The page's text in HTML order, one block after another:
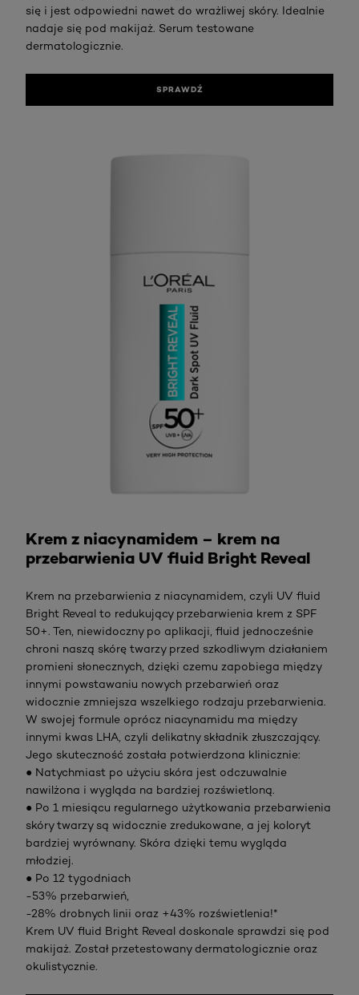
się i jest odpowiedni nawet do wrażliwej skóry. Idealnie
nadaje się pod makijaż. Serum testowane
dermatologicznie.
SPRAWDŹ
Krem z niacynamidem – krem na
przebarwienia UV fluid Bright Reveal
Krem na przebarwienia z niacynamidem, czyli UV fluid
Bright Reveal to redukujący przebarwienia krem z SPF
50+. Ten, niewidoczny po aplikacji, fluid jednocześnie
chroni naszą skórę twarzy przed szkodliwym działaniem
promieni słonecznych, dzięki czemu zapobiega między
innymi powstawaniu nowych przebarwień oraz
widocznie zmniejsza wszelkiego rodzaju przebarwienia.
W swojej formule oprócz niacynamidu ma między
innymi kwas LHA, czyli delikatny składnik złuszczający.
Jego skuteczność została potwierdzona klinicznie:
● Natychmiast po użyciu skóra jest odczuwalnie
nawilżona i wygląda na bardziej rozświetloną.
● Po 1 miesiącu regularnego użytkowania przebarwienia
skóry twarzy są widocznie zredukowane, a jej koloryt
bardziej wyrównany. Skóra dzięki temu wygląda
młodziej.
● Po 12 tygodniach
-53% przebarwień,
-28% drobnych linii oraz +43% rozświetlenia!*
Krem UV fluid Bright Reveal doskonale sprawdzi się pod
makijaż. Został przetestowany dermatologicznie oraz
okulistycznie.